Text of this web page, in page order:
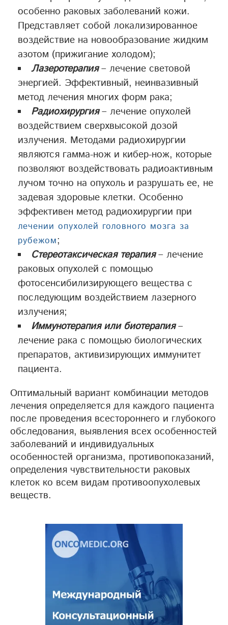
особенно раковых заболеваний кожи.
Представляет собой локализированное
воздействие на новообразование жидким
азотом (прижигание холодом);
Лазеротерапия– лечение световой
энергией. Эффективный, неинвазивный
метод лечения многих форм рака;
Радиохирургия– лечение опухолей
воздействием сверхвысокой дозой
излучения. Методами радиохирургии
являются гамма-нож и кибер-нож, которые
позволяют воздействовать радиоактивным
лучом точно на опухоль и разрушать ее, не
задевая здоровые клетки. Особенно
эффективен метод радиохирургии при
лечении опухолей головного мозга за
рубежом;
Стереотаксическая терапия– лечение
раковых опухолей с помощью
фотосенсибилизирующего вещества с
последующим воздействием лазерного
излучения;
Иммунотерапия или биотерапия–
лечение рака с помощью биологических
препаратов, активизирующих иммунитет
пациента.
Оптимальный вариант комбинации методов
лечения определяется для каждого пациента
после проведения всестороннего и глубокого
обследования, выявления всех особенностей
заболеваний и индивидуальных
особенностей организма, противопоказаний,
определения чувствительности раковых
клеток ко всем видам противоопухолевых
веществ.